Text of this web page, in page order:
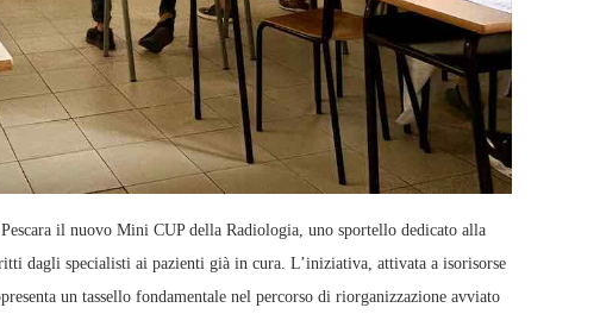
il nuovo Mini CUP della Radiologia, uno sportello dedicato alla
dagli specialisti ai pazienti già in cura. L’iniziativa, attivata a isorisorse
un tassello fondamentale nel percorso di riorganizzazione avviato